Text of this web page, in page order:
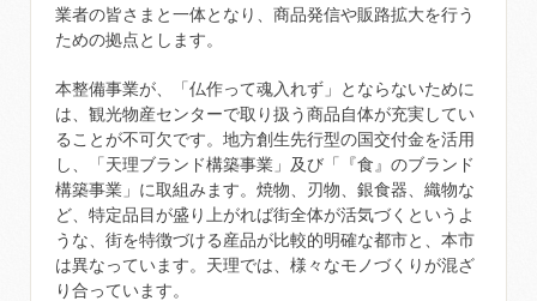
業者の皆さまと一体となり、商品発信や販路拡大を行う
ための拠点とします。
本整備事業が、「仏作って魂入れず」とならないために
は、観光物産センターで取り扱う商品自体が充実してい
ることが不可欠です。地方創生先行型の国交付金を活用
し、「天理ブランド構築事業」及び「『食』のブランド
構築事業」に取組みます。焼物、刃物、銀食器、織物な
ど、特定品目が盛り上がれば街全体が活気づくというよ
うな、街を特徴づける産品が比較的明確な都市と、本市
は異なっています。天理では、様々なモノづくりが混ざ
り合っています。